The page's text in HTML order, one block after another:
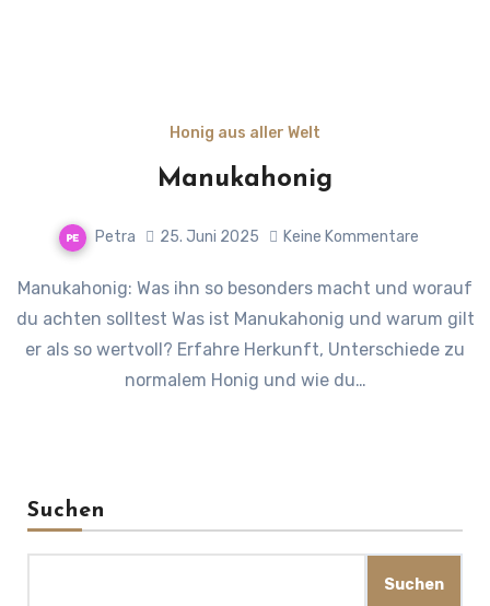
Honig aus aller Welt
Manukahonig
Petra 25. Juni 2025 Keine Kommentare
Manukahonig: Was ihn so besonders macht und worauf
du achten solltest Was ist Manukahonig und warum gilt
er als so wertvoll? Erfahre Herkunft, Unterschiede zu
normalem Honig und wie du…
Suchen
Suchen